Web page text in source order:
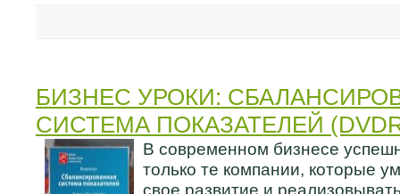
БИЗНЕС УРОКИ:
СИСТЕМА ПОКАЗАТЕЛЕЙ
В современном бизнесе
только те компании, которые
свое развитие и